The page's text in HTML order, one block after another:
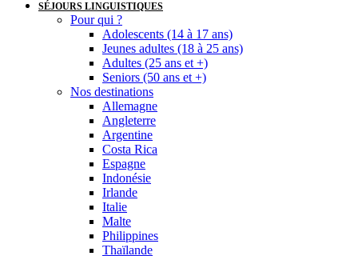
SÉJOURS LINGUISTIQUES
Pour qui ?
Adolescents (14 à 17 ans)
Jeunes adultes (18 à 25 ans)
Adultes (25 ans et +)
Seniors (50 ans et +)
Nos destinations
Allemagne
Angleterre
Argentine
Costa Rica
Espagne
Indonésie
Irlande
Italie
Malte
Philippines
Thaïlande